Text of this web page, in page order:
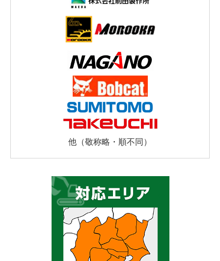
他（敬称略・順不同）